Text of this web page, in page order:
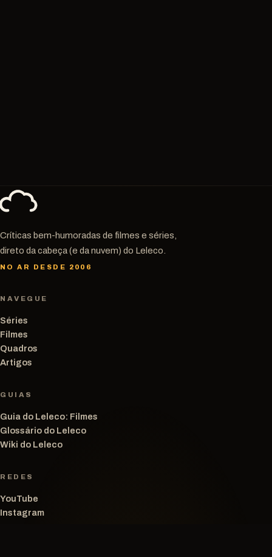
Críticas bem-humoradas de filmes e séries,
direto da cabeça (e da nuvem) do Leleco.
NO AR DESDE 2006
NAVEGUE
Séries
Filmes
Quadros
Artigos
GUIAS
Guia do Leleco: Filmes
Glossário do Leleco
Wiki do Leleco
REDES
YouTube
Instagram